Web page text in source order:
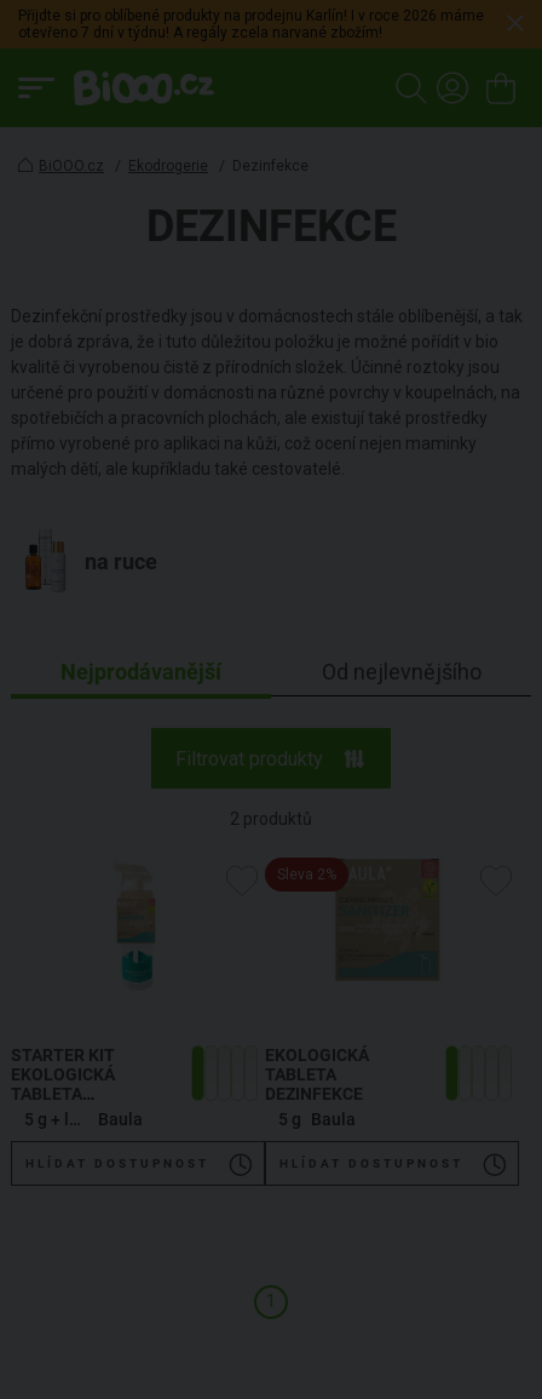
Přijdte si pro oblíbené produkty na prodejnu Karlín! I v roce 2026 máme
otevřeno 7 dní v týdnu! A regály zcela narvané zbožím!
BiOOO.cz / Ekodrogerie / Dezinfekce
DEZINFEKCE
Dezinfekční prostředky jsou v domácnostech stále oblíbenější, a tak
je dobrá zpráva, že i tuto důležitou položku je možné pořídit v bio
kvalitě či vyrobenou čistě z přírodních složek. Účinné roztoky jsou
určené pro použití v domácnosti na různé povrchy v koupelnách, na
spotřebičích a pracovních plochách, ale existují také prostředky
přímo vyrobené pro aplikaci na kůži, což ocení nejen maminky
malých dětí, ale kupříkladu také cestovatelé.
na ruce
Nejprodávanější Od nejlevnějšího
Filtrovat produkty
2 produktů
STARTER KIT
EKOLOGICKÁ
TABLETA
DEZINFEKCEBaula
HLÍDAT DOSTUPNOST
Sleva 2%
EKOLOGICKÁ
TABLETA
DEZINFEKCE
5 g
Baula
HLÍDAT DOSTUPNOST
1